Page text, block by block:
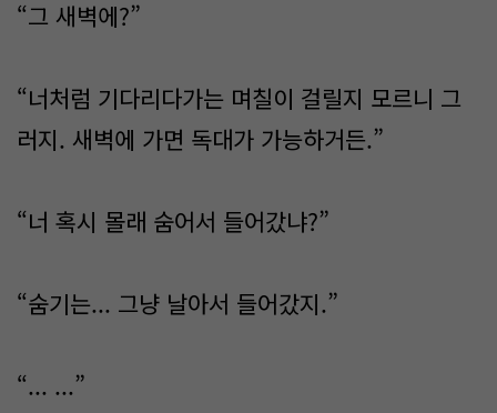
“그 새벽에?”
“너처럼 기다리다가는 며칠이 걸릴지 모르니 그
러지. 새벽에 가면 독대가 가능하거든.”
“너 혹시 몰래 숨어서 들어갔냐?”
“숨기는... 그냥 날아서 들어갔지.”
“... ...”